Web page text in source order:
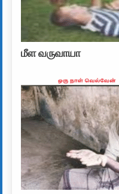
மீள வருவாயா